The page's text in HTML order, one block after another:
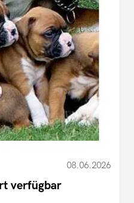
08.06.2026
verfügbar